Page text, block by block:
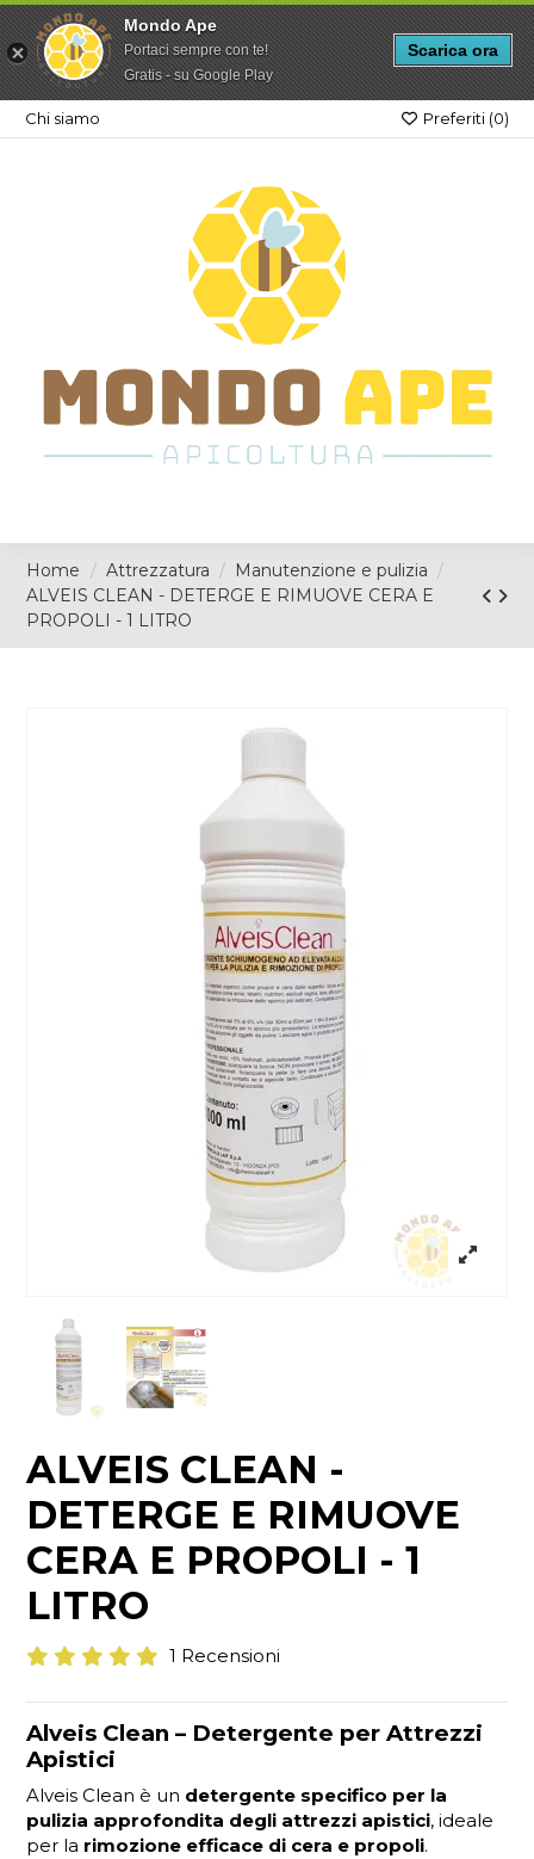
Mondo Ape
Portaci sempre con te!
Gratis - su Google Play
Scarica ora
Chi siamo Preferiti (0)
Home Attrezzatura
Manutenzione e pulizia
ALVEIS CLEAN - DETERGE E RIMUOVE CERA E
PROPOLI - 1 LITRO
ALVEIS CLEAN -
DETERGE E RIMUOVE
CERA E PROPOLI - 1
LITRO
1 Recensioni
Alveis Clean – Detergente per Attrezzi
Apistici
Alveis Clean è un detergente specifico per la
pulizia approfondita degli attrezzi apistici, ideale
per la rimozione efficace di cera e propoli.